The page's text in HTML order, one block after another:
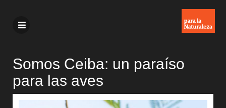
Somos Ceiba: un paraíso
para las aves